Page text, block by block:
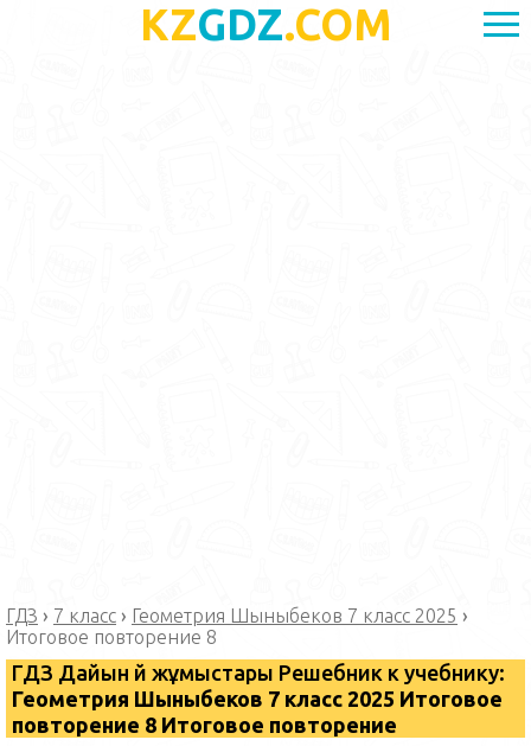
KZGDZ.COM
ГДЗ › 7 класс › Геометрия Шыныбеков 7 класс 2025 ›
Итоговое повторение 8
ГДЗ Дайын үй жұмыстары Решебник к учебнику:
Геометрия Шыныбеков 7 класс 2025 Итоговое
повторение 8 Итоговое повторение